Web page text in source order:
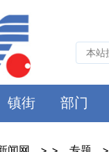
镇街 部门